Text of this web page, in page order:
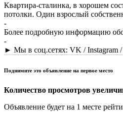
Квартира-сталинка, в хорошем
потолки. Один взрослый
-
Более подробную информацию обо
-
► Мы в соц.сетях: VK / Instagram /
Поднимите это объявление на первое место
Количество просмотров
Объявление будет на 1 месте